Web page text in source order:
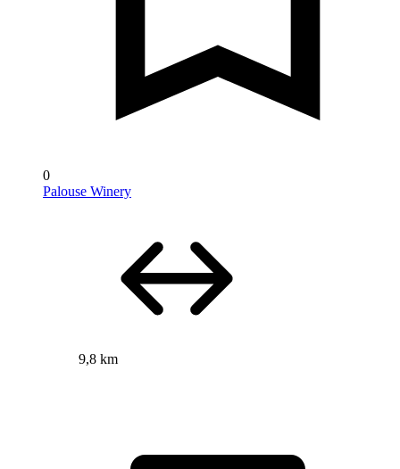
0
Palouse Winery
9,8 km